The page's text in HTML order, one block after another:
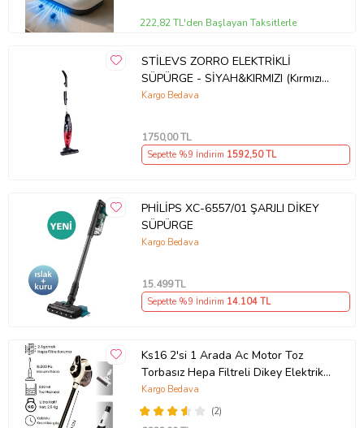
222,82 TL'den Başlayan Taksitlerle
STİLEVS ZORRO ELEKTRİKLİ
SÜPÜRGE - SİYAH&KIRMIZI (Kırmızı-
Siyah)
Kargo Bedava
1750,00 TL
Sepette %9 İndirim 1592,50 TL
PHİLİPS XC-6557/01 ŞARJLI DİKEY
SÜPÜRGE
Kargo Bedava
15.499TL
Sepette %9 İndirim 14.104TL
Ks16 2'si 1 Arada Ac Motor Toz
Torbasız Hepa Filtreli Dikey Elektrikli
Süpürge (Beyaz)
(2)
Kargo Bedava